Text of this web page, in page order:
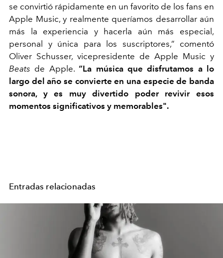
se convirtió rápidamente en un favorito de los fans en
Apple Music, y realmente queríamos desarrollar aún
más la experiencia y hacerla aún más especial,
personal y única para los suscriptores,” comentó
Oliver Schusser, vicepresidente de Apple Music y
Beats de Apple.“La música que disfrutamos a lo
largo del año se convierte en una especie de banda
sonora, y es muy divertido poder revivir esos
momentos significativos y memorables".
Entradas relacionadas